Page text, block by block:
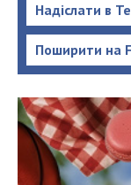
Надіслати в
Поширити на